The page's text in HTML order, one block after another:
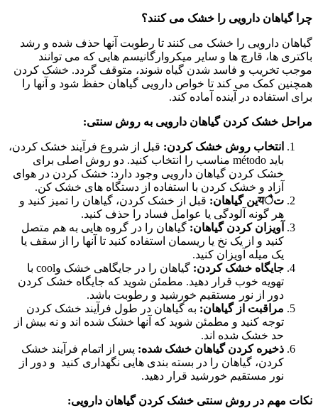
چرا گیاهان دارویی را خشک می کنند؟
گیاهان دارویی را خشک می کنند تا رطوبت آنها حذف شده و رشد
باکتری ها، قارچ ها و سایر میکروارگانیسم هایی که می توانند
موجب تخریب و فاسد شدن گیاه شوند، متوقف گردد. خشک کردن
همچنین کمک می کند تا خواص دارویی گیاهان حفظ شود و آنها را
برای استفاده در آینده آماده کند.
مراحل خشک کردن گیاهان دارویی به روش سنتی:
انتخاب روش خشک کردن: قبل از شروع فرآیند خشک کردن،
باید método مناسب را انتخاب کنید. دو روش اصلی برای
خشک کردن گیاهان دارویی وجود دارد: خشک کردن در هوای
آزاد و خشک کردن با استفاده از دستگاه های خشک کن.
تैयین گیاهان:
قبل از خشک کردن، گیاهان را تمیز کنید و
هر گونه آلودگی یا عوامل فساد را حذف کنید.
آویزان کردن گیاهان: گیاهان را در گروه هایی به هم متصل
کنید و از یک نخ یا ریسمان استفاده کنید تا آنها را از سقف یا
یک میله آویزان کنید.
جایگاه خشک کردن:
گیاهان را در جایگاهی خشک وcool با
تهویه خوب قرار دهید. مطمئن شوید که جایگاه خشک کردن
دور از نور مستقیم خورشید و رطوبت باشد.
مراقبت از گیاهان: به گیاهان در طول فرآیند خشک کردن
توجه کنید و مطمئن شوید که آنها خشک شده اند و نه بیش از
حد خشک شده اند.
ذخیره کردن گیاهان خشک شده: پس از اتمام فرآیند خشک
کردن، گیاهان را در بسته بندی هایی نگهداری کنید و دور از
نور مستقیم خورشید قرار دهید.
نکات مهم در روش سنتی خشک کردن گیاهان دارویی: